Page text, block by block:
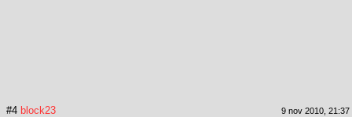
#4 block23 9 nov 2010, 21:37